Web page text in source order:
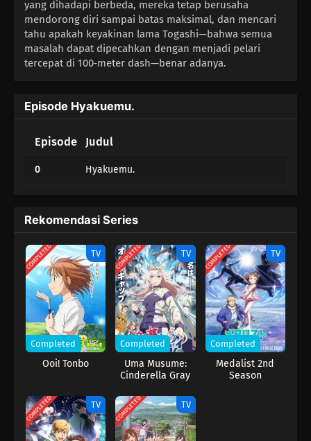
yang dihadapi berbeda, mereka tetap berusaha
mendorong diri sampai batas maksimal, dan mencari
tahu apakah keyakinan lama Togashi—bahwa semua
masalah dapat dipecahkan dengan menjadi pelari
tercepat di 100‑meter dash—benar adanya.
Episode Hyakuemu.
Episode Judul
0 Hyakuemu.
Rekomendasi Series
COMPLETED TV
Completed
Ooi! Tonbo
COMPLETED TV
Completed
Uma Musume:
Cinderella Gray
COMPLETED TV
Completed
Medalist 2nd
Season
COMPLETED TV COMPLETED TV